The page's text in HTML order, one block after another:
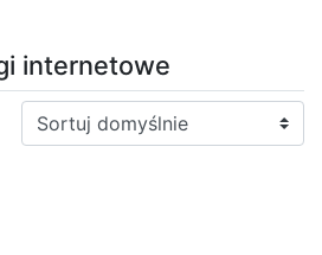
internetowe
Sortuj: